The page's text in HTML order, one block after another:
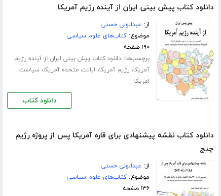
دانلود کتاب پیش بینی ایران از آینده رژیم آمریکا
از: عبدالولی حسنی
موضوع:کتاب‌های علوم سیاسی
۱۹۰ صفحه
برچسب‌ها:دانلود کتاب پیش بینی ایران از آینده رژیم
آمریکا،رژیم آمریکا، ایالات متحده آمریکا، سیاست
امریکا
دانلود کتاب
دانلود کتاب نقشه پیشنهادی برای قاره آمریکا پس از پروژه رژیم
چنج
از: عبدالولی حسنی
موضوع:کتاب‌های علوم سیاسی
۱۳۶ صفحه